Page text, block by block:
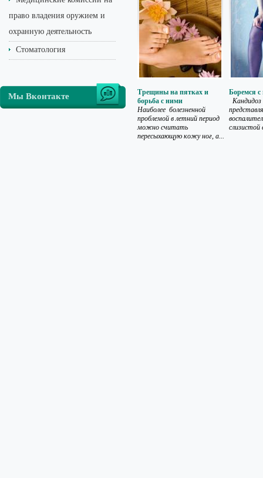
право владения оружием и
охранную деятельность
Стоматология
Мы Вконтакте
Трещины на пятках и
борьба с ними
Наиболее болезненной
проблемой в летний период
можно считать
пересыхающую кожу ног, а...
Боремся
Кандидоз
слизистой